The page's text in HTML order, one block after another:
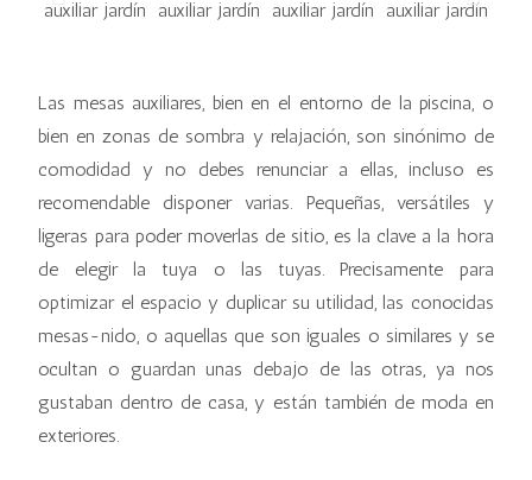
Las mesas auxiliares, bien en el entorno de la piscina, o
bien en zonas de sombra y relajación, son sinónimo de
comodidad y no debes renunciar a ellas, incluso es
recomendable disponer varias. Pequeñas, versátiles y
ligeras para poder moverlas de sitio, es la clave a la hora
de elegir la tuya o las tuyas. Precisamente para
optimizar el espacio y duplicar su utilidad, las conocidas
mesas-nido, o aquellas que son iguales o similares y se
ocultan o guardan unas debajo de las otras, ya nos
gustaban dentro de casa, y están también de moda en
exteriores.